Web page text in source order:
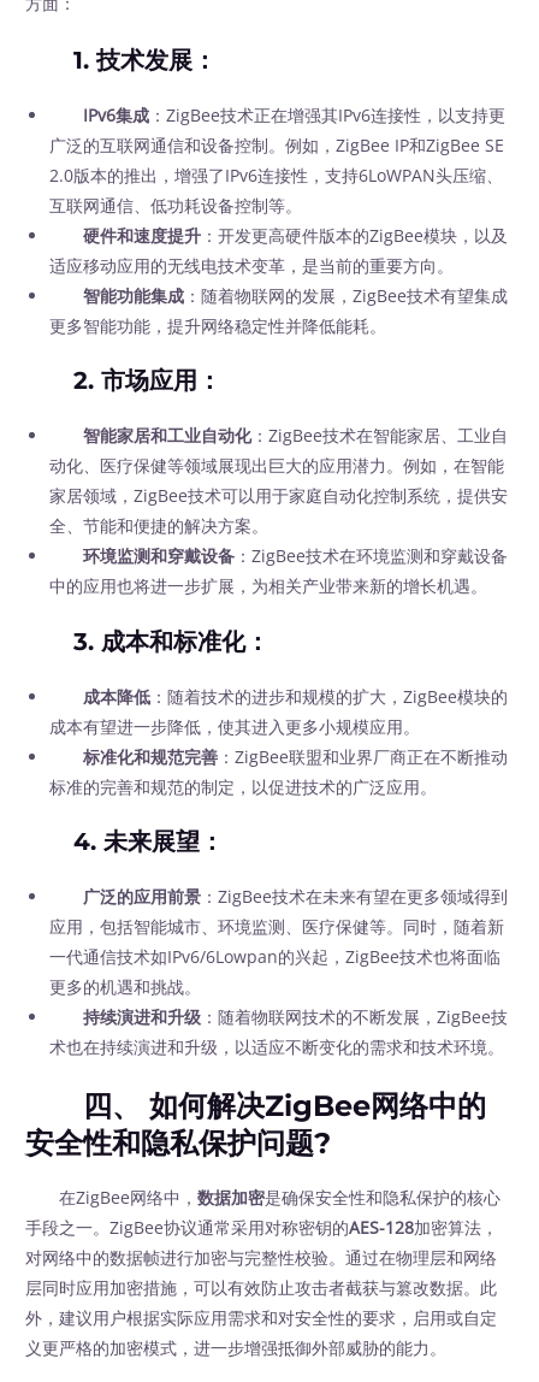
1.技术发展 ：
IPv6集成 ：ZigBee技术正在增强其IPv6连接性，以支持更
广泛的互联网通信和设备控制。例如，ZigBee IP和ZigBee SE
2.0版本的推出，增强了IPv6连接性，支持6LoWPAN头压缩、
互联网通信、低功耗设备控制等。
硬件和速度提升 ：开发更高硬件版本的ZigBee模块，以及
适应移动应用的无线电技术变革，是当前的重要方向。
智能功能集成 ：随着物联网的发展，ZigBee技术有望集成
更多智能功能，提升网络稳定性并降低能耗。
2.市场应用 ：
智能家居和工业自动化：ZigBee技术在智能家居、工业自
动化、医疗保健等领域展现出巨大的应用潜力。例如，在智能
家居领域，ZigBee技术可以用于家庭自动化控制系统，提供安
全、节能和便捷的解决方案。
环境监测和穿戴设备 ：ZigBee技术在环境监测和穿戴设备
中的应用也将进一步扩展，为相关产业带来新的增长机遇。
3. 成本和标准化：
成本降低 ：随着技术的进步和规模的扩大，ZigBee模块的
成本有望进一步降低，使其进入更多小规模应用。
标准化和规范完善 ：ZigBee联盟和业界厂商正在不断推动
标准的完善和规范的制定，以促进技术的广泛应用。
4.未来展望 ：
广泛的应用前景 ：ZigBee技术在未来有望在更多领域得到
应用，包括智能城市、环境监测、医疗保健等。同时，随着新
一代通信技术如IPv6/6Lowpan的兴起，ZigBee技术也将面临
更多的机遇和挑战。
持续演进和升级 ：随着物联网技术的不断发展，ZigBee技
术也在持续演进和升级，以适应不断变化的需求和技术环境。
四、 如何解决ZigBee网络中的
安全性和隐私保护问题?
在ZigBee网络中，数据加密是确保安全性和隐私保护的核心
手段之一。ZigBee协议通常采用对称密钥的AES-128加密算法，
对网络中的数据帧进行加密与完整性校验。通过在物理层和网络
层同时应用加密措施，可以有效防止攻击者截获与篡改数据。此
外，建议用户根据实际应用需求和对安全性的要求，启用或自定
义更严格的加密模式，进一步增强抵御外部威胁的能力。